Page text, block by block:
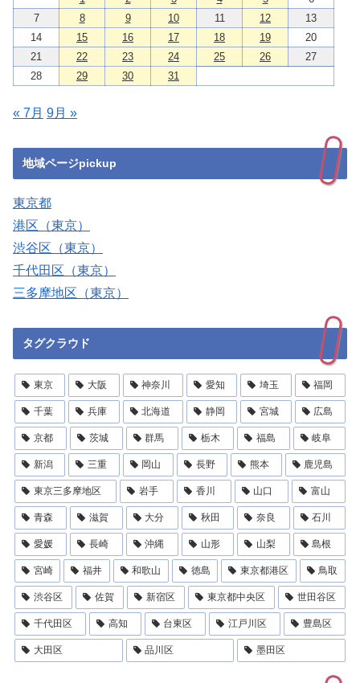
7
8 9 10 11 12
13
14
15 16 17 18 19
20
21
22 23 24 25 26
27
28
29 30 31
« 7月 9月 »
地域ページpickup
東京都
港区（東京）
渋谷区（東京）
千代田区（東京）
三多摩地区（東京）
タグクラウド
東京 大阪 神奈川 愛知 埼玉 福岡
千葉 兵庫 北海道 静岡 宮城 広島
京都 茨城 群馬 栃木 福島 岐阜
新潟 三重 岡山 長野 熊本 鹿児島
東京三多摩地区 岩手 香川 山口 富山
青森 滋賀 大分 秋田 奈良 石川
愛媛 長崎 沖縄 山形 山梨 島根
宮崎 福井 和歌山 徳島 東京都港区 鳥取
渋谷区 佐賀 新宿区 東京都中央区 世田谷区
千代田区 高知 台東区 江戸川区 豊島区
大田区 品川区 墨田区